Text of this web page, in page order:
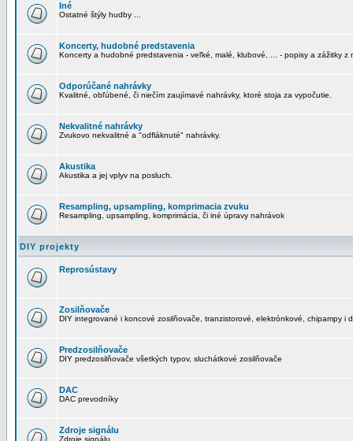
Iné
Ostatné štýly hudby ...
Koncerty, hudobné predstavenia
Koncerty a hudobné predstavenia - veľké, malé, klubové, ... - popisy a zážitky z
Odporúčané nahrávky
Kvalitné, obľúbené, či niečím zaujímavé nahrávky, ktoré stoja za vypočutie.
Nekvalitné nahrávky
Zvukovo nekvalitné a "odfláknuté" nahrávky.
Akustika
Akustika a jej vplyv na posluch.
Resampling, upsampling, komprimacia zvuku
Resampling, upsampling, komprimácia, či iné úpravy nahrávok
DIY projekty
Reprosústavy
Zosilňovače
DIY integrované i koncové zosilňovače, tranzistorové, elektrónkové, chipampy i
Predzosilňovače
DIY predzosilňovače všetkých typov, sluchátkové zosilňovače
DAC
DAC prevodníky
Zdroje signálu
Zdroje signálu